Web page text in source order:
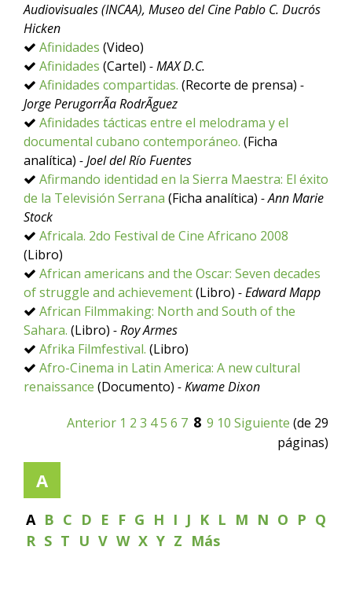
Audiovisuales (INCAA), Museo del Cine Pablo C. Ducrós
Hicken
Afinidades (Video)
Afinidades (Cartel) - MAX D.C.
Afinidades compartidas. (Recorte de prensa) -
Jorge PerugorrÃ­a RodrÃ­guez
Afinidades tácticas entre el melodrama y el
documental cubano contemporáneo. (Ficha
analítica) - Joel del Río Fuentes
Afirmando identidad en la Sierra Maestra: El éxito
de la Televisión Serrana (Ficha analítica) - Ann Marie
Stock
Africala. 2do Festival de Cine Africano 2008
(Libro)
African americans and the Oscar: Seven decades
of struggle and achievement(Libro) - Edward Mapp
African Filmmaking: North and South of the
Sahara. (Libro) - Roy Armes
Afrika Filmfestival. (Libro)
Afro-Cinema in Latin America: A new cultural
renaissance (Documento) - Kwame Dixon
Anterior 1 2 3 45 6 7 8 9 10 Siguiente (de 29
páginas)
A
A B C D E F G H I J K L M N O P Q
R S T U V W X Y Z Más